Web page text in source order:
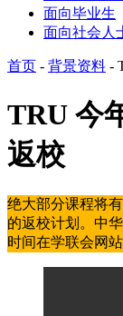
面向毕业生
面向社会人
首页 - 背景资料 -
TRU 今
返校
绝大部分课程将
的返校计划。中
时间在学联会网站